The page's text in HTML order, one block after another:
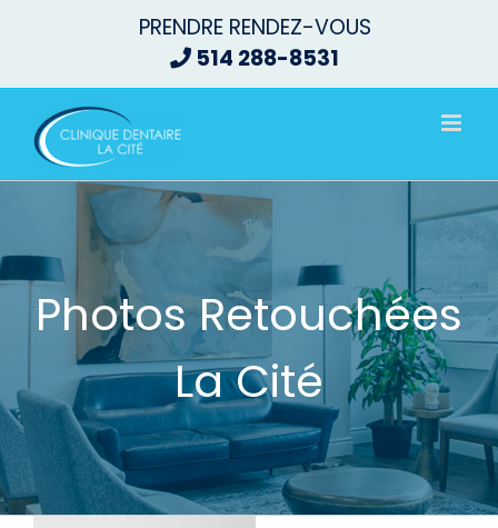
PRENDRE RENDEZ-VOUS
514 288-8531
Photos Retouchées
La Cité